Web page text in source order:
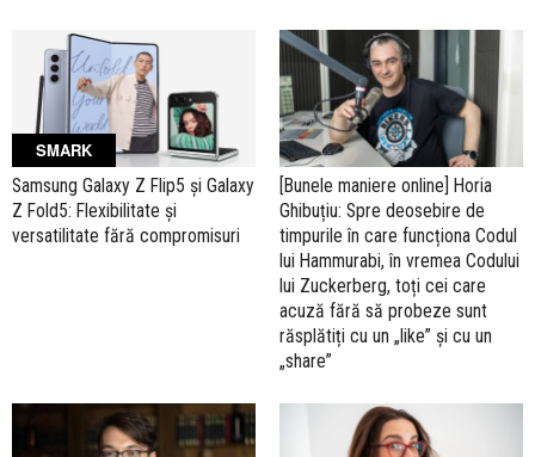
SMARK
Samsung Galaxy Z Flip5 și Galaxy
Z Fold5: Flexibilitate și
versatilitate fără compromisuri
[Bunele maniere online] Horia
Ghibuțiu: Spre deosebire de
timpurile în care funcționa Codul
lui Hammurabi, în vremea Codului
lui Zuckerberg, toți cei care
acuză fără să probeze sunt
răsplătiți cu un „like” și cu un
„share”